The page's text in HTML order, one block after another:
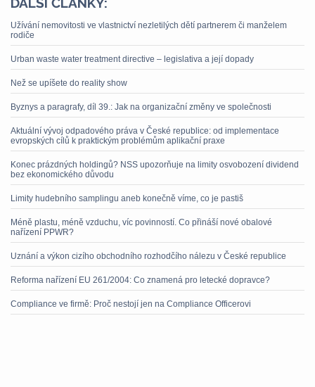
Užívání nemovitosti ve vlastnictví nezletilých dětí partnerem či manželem
rodiče
Urban waste water treatment directive – legislativa a její dopady
Než se upíšete do reality show
Byznys a paragrafy, díl 39.: Jak na organizační změny ve společnosti
Aktuální vývoj odpadového práva v České republice: od implementace
evropských cílů k praktickým problémům aplikační praxe
Konec prázdných holdingů? NSS upozorňuje na limity osvobození dividend
bez ekonomického důvodu
Limity hudebního samplingu aneb konečně víme, co je pastiš
Méně plastu, méně vzduchu, víc povinností. Co přináší nové obalové
nařízení PPWR?
Uznání a výkon cizího obchodního rozhodčího nálezu v České republice
Reforma nařízení EU 261/2004: Co znamená pro letecké dopravce?
Compliance ve firmě: Proč nestojí jen na Compliance Officerovi